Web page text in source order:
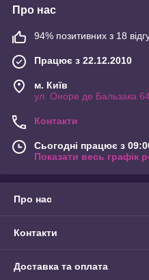
Про нас
94% позитивних з 18
Працює з 22.12.2010
м. Київ
ул. Оноре де Бальзака
Контакти
Сьогодні працює з
Показати весь графік
Про нас
Контакти
Доставка та оплата